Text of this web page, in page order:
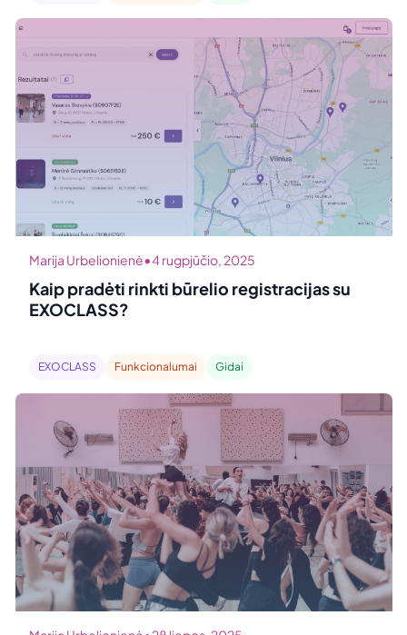
Marija Urbelionienė•4 rugpjūčio, 2025
Kaip pradėti rinkti būrelio registracijas su
EXOCLASS?
EXOCLASS Funkcionalumai Gidai